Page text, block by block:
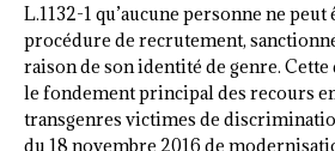
L.1132-1 qu’aucune personne ne peut
procédure de recrutement,
raison de son identité de genre.
le fondement principal des recours
transgenres victimes de
du 18 novembre 2016 de